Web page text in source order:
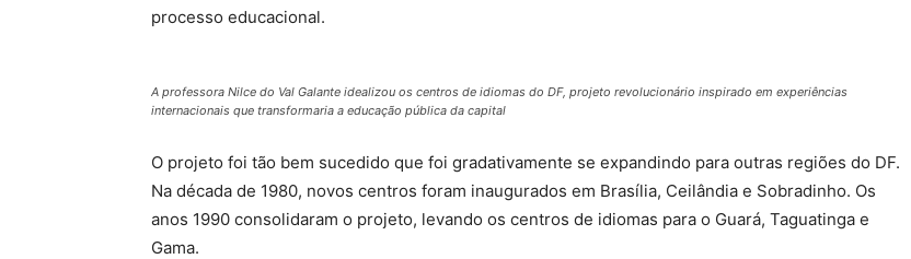
processo educacional.
A professora Nilce do Val Galante idealizou os centros de idiomas do DF, projeto revolucionário inspirado em experiências
internacionais que transformaria a educação pública da capital
O projeto foi tão bem sucedido que foi gradativamente se expandindo para outras regiões do DF.
Na década de 1980, novos centros foram inaugurados em Brasília, Ceilândia e Sobradinho. Os
anos 1990 consolidaram o projeto, levando os centros de idiomas para o Guará, Taguatinga e
Gama.